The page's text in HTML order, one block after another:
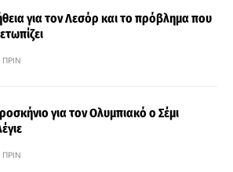
για τον Λεσόρ και το πρόβλημα που
ΠΡΙΝ
για τον Ολυμπιακό ο Σέμι
ΠΡΙΝ